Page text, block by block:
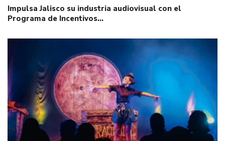
Impulsa Jalisco su industria audiovisual con el
Programa de Incentivos…